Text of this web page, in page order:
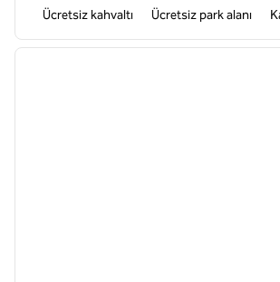
Ücretsiz kahvaltı Ücretsiz park alanı
1 / 12